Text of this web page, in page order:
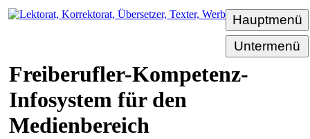
Hauptmenü
Untermenü
Freiberufler-Kompetenz-
Infosystem für den
Medienbereich